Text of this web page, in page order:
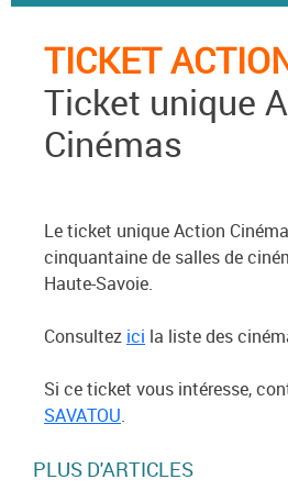
TICKET
Ticket unique
Cinémas
Le ticket unique Action
cinquantaine de salles de
Haute-Savoie.
Consultez ici la liste des
Si ce ticket vous intéresse,
SAVATOU.
PLUS D'ARTICLES